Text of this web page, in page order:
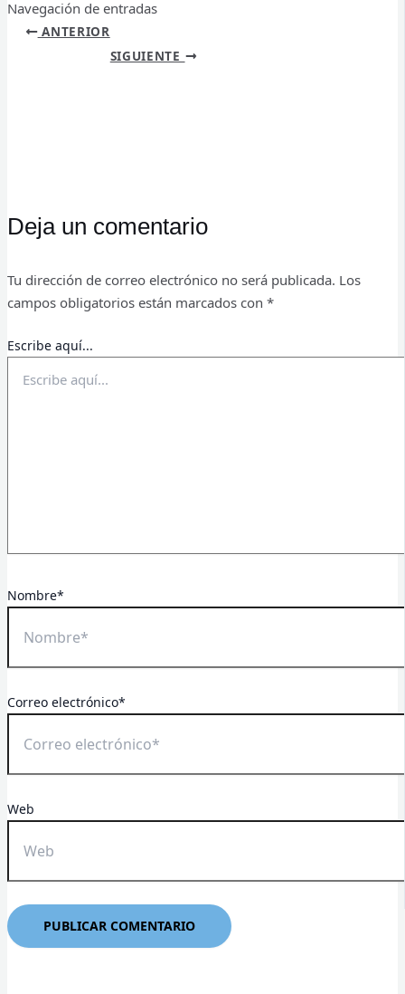
Navegación de entradas
ANTERIOR
SIGUIENTE
Deja un comentario
Tu dirección de correo electrónico no será publicada. Los
campos obligatorios están marcados con *
Escribe aquí...
Nombre*
Correo electrónico*
Web